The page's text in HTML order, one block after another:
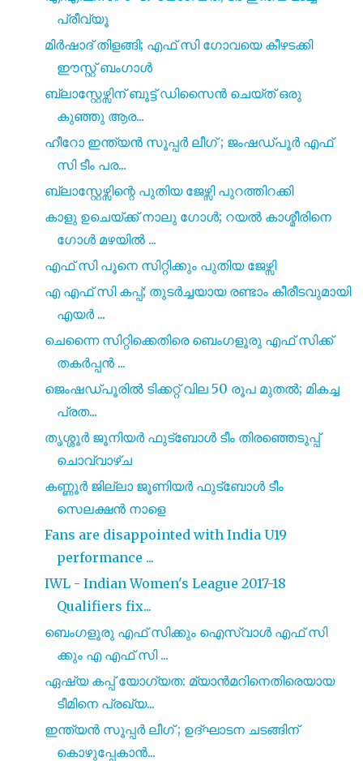
പ്രീവ്യൂ
മിർഷാദ് തിളങ്ങി; എഫ് സി ഗോവയെ കീഴടക്കി
ഈസ്റ്റ് ബംഗാൾ
ബ്ലാസ്റ്റേഴ്സിന് ബൂട്ട് ഡിസൈൻ ചെയ്ത് ഒരു
കുഞ്ഞു ആര...
ഹീറോ ഇന്ത്യൻ സൂപ്പർ ലീഗ് ; ജംഷഡ്‌പൂർ എഫ്
സി ടീം പര...
ബ്ലാസ്റ്റേഴ്സിന്റെ പുതിയ ജേഴ്സി പുറത്തിറക്കി
കാളു ഉചെയ്ക്ക് നാലു ഗോൾ; റയൽ കാശ്മീരിനെ
ഗോൾ മഴയിൽ ...
എഫ് സി പൂനെ സിറ്റിക്കും പുതിയ ജേഴ്സി
എ എഫ് സി കപ്പ്; തുടർച്ചയായ രണ്ടാം കീരീടവുമായി
എയർ ...
ചെന്നൈ സിറ്റിക്കെതിരെ ബെംഗളൂരു എഫ് സിക്ക്
തകർപ്പൻ ...
ജെംഷഡ്പൂരിൽ ടിക്കറ്റ് വില 50 രൂപ മുതൽ; മികച്ച
പ്രത...
തൃശ്ശൂർ ജൂനിയർ ഫുട്ബോൾ ടീം തിരഞ്ഞെടുപ്പ്
ചൊവ്വാഴ്ച
കണ്ണൂർ ജില്ലാ ജൂണിയർ ഫുട്ബോൾ ടീം
സെലക്ഷൻ നാളെ
Fans are disappointed with India U19
performance ...
IWL - Indian Women's League 2017-18
Qualifiers fix...
ബെംഗളൂരു എഫ് സിക്കും ഐസ്വാൾ എഫ് സി
ക്കും എ എഫ് സി ...
ഏഷ്യ കപ്പ് യോഗ്യത: മ്യാൻമറിനെതിരെയായ
ടീമിനെ പ്രഖ്യ...
ഇന്ത്യൻ സൂപ്പർ ലീഗ് ; ഉദ്ഘാടന ചടങ്ങിന്
കൊഴുപ്പേകാൻ...